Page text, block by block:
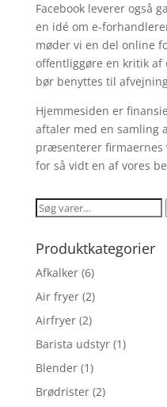
Facebook leverer også
en idé om e-
møder vi en del online
offentliggøre en kritik
bør benyttes til
Hjemmesiden er
aftaler med en samling
præsenterer firmaernes
for så vidt en af vores
Søg
Produktkategorier
Afkalker (6)
Air fryer (2)
Airfryer (2)
Barista udstyr (1)
Blender (1)
Brødrister (2)